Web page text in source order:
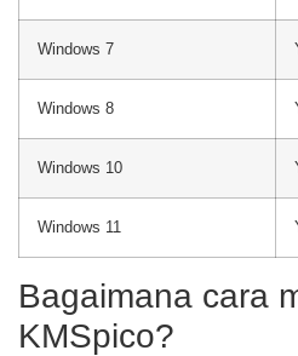
Windows 7
Windows 8
Windows 10
Windows 11
Bagaimana cara
KMSpico?